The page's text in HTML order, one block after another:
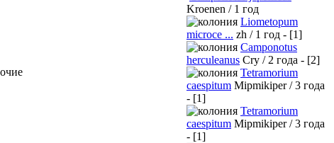
Kroenen / 1 год
Liometopum
microce ... zh / 1 год - [1]
Camponotus
herculeanus Cry / 2 года - [2]
Tetramorium
caespitum Mipmikiper / 3 года
- [1]
Tetramorium
caespitum Mipmikiper / 3 года
- [1]